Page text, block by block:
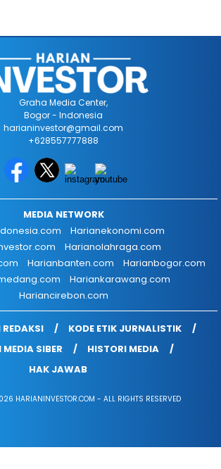
Graha Media Center,
Bogor - Indonesia
harianinvestor@gmail.com
+628557777888
MEDIA NETWORK
Harianekonomi.com
Harianolahraga.com
Harianbanten.com
Harianbogor.com
Hariankarawang.com
Hariancirebon.com
REDAKSI
KODE ETIK JURNALISTIK
SIBER
HISTORI MEDIA
HAK JAWAB
HARIANINVESTOR.COM - ALL RIGHTS RESERVED